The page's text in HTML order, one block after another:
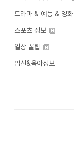
드라마 & 예능 & 영화
스포츠 정보
일상 꿀팁
임신&육아정보